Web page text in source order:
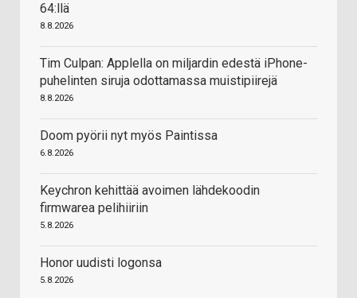
64:llä
8.8.2026
Tim Culpan: Applella on miljardin edestä iPhone-
puhelinten siruja odottamassa muistipiirejä
8.8.2026
Doom pyörii nyt myös Paintissa
6.8.2026
Keychron kehittää avoimen lähdekoodin
firmwarea pelihiiriin
5.8.2026
Honor uudisti logonsa
5.8.2026